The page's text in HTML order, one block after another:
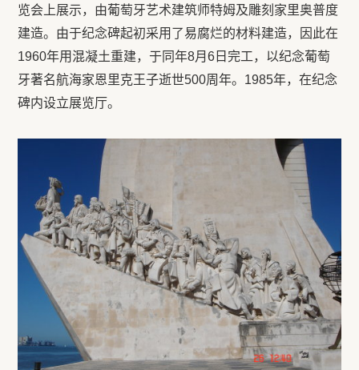
览会上展示，由葡萄牙艺术建筑师特姆及雕刻家里奥普度
建造。由于纪念碑起初采用了易腐烂的材料建造，因此在
1960年用混凝土重建，于同年8月6日完工，以纪念葡萄
牙著名航海家恩里克王子逝世500周年。1985年，在纪念
碑内设立展览厅。